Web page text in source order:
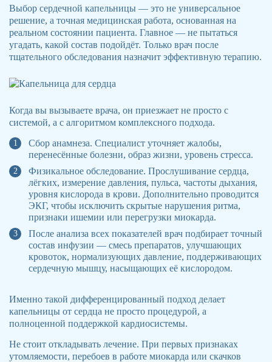
Выбор сердечной капельницы — это не универсальное
решение, а точная медицинская работа, основанная на
реальном состоянии пациента. Главное — не пытаться
угадать, какой состав подойдёт. Только врач после
тщательного обследования назначит эффективную терапию.
Когда вы вызываете врача, он приезжает не просто с
системой, а с алгоритмом комплексного подхода.
Сбор анамнеза. Специалист уточняет жалобы,
перенесённые болезни, образ жизни, уровень стресса.
Физикальное обследование. Прослушивание сердца,
лёгких, измерение давления, пульса, частоты дыхания,
уровня кислорода в крови. Дополнительно проводится
ЭКГ, чтобы исключить скрытые нарушения ритма,
признаки ишемии или перегрузки миокарда.
После анализа всех показателей врач подбирает точный
состав инфузии — смесь препаратов, улучшающих
кровоток, нормализующих давление, поддерживающих
сердечную мышцу, насыщающих её кислородом.
Именно такой дифференцированный подход делает
капельницы от сердца не просто процедурой, а
полноценной поддержкой кардиосистемы.
Не стоит откладывать лечение. При первых признаках
утомляемости, перебоев в работе миокарда или скачков